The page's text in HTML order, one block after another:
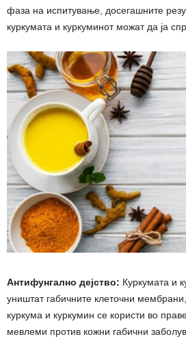
фаза на испитување, досегашните
куркумата и куркуминот можат да ја
Антифунгално дејство: Куркумата и
уништат габичните клеточни
куркума и куркумин се користи во
мевлеми против кожни габични